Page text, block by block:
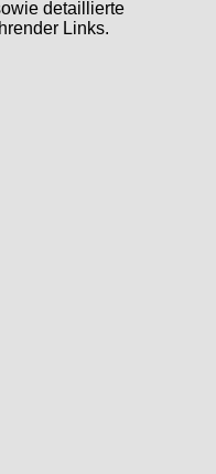
detaillierte
Links.